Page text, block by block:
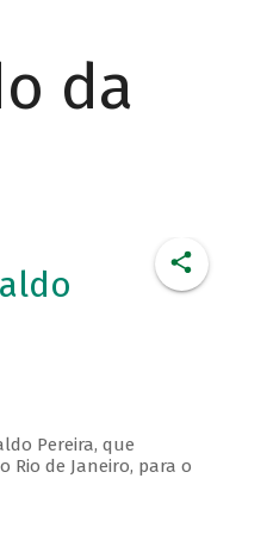
da
Pereira, que
Rio de Janeiro, para o